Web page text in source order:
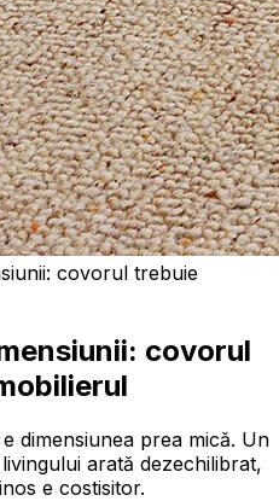
covorul trebuie
covorul
dimensiunea prea mică. Un
arată dezechilibrat,
e costisitor.